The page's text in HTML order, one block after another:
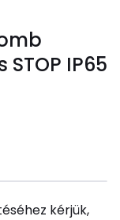
IP65
kérjük,